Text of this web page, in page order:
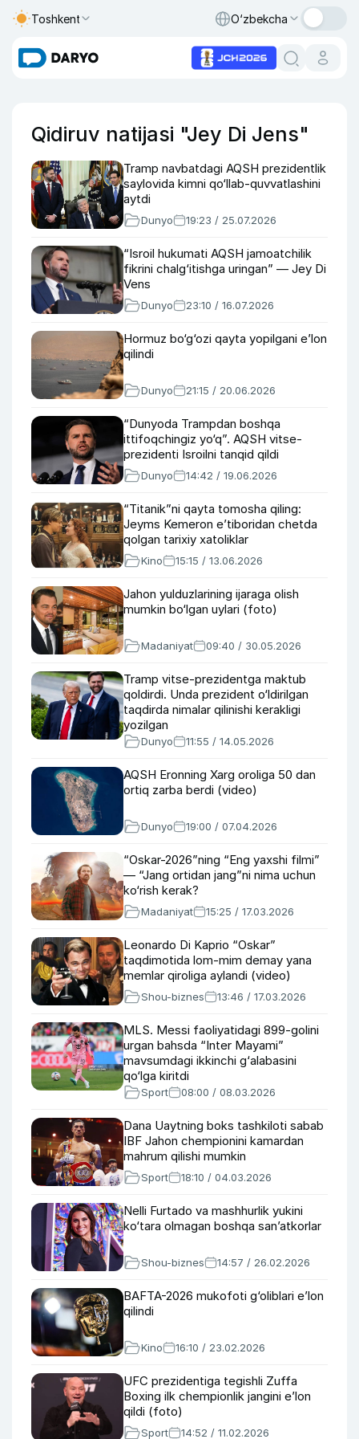
Toshkent O‘zbekcha
Qidiruv natijasi "Jey Di Jens"
Tramp navbatdagi AQSH prezidentlik
saylovida kimni qo‘llab-quvvatlashini
aytdi
Dunyo 19:23 / 25.07.2026
“Isroil hukumati AQSH jamoatchilik
fikrini chalg‘itishga uringan” — Jey Di
Vens
Dunyo 23:10 / 16.07.2026
Hormuz bo‘g‘ozi qayta yopilgani e’lon
qilindi
Dunyo 21:15 / 20.06.2026
“Dunyoda Trampdan boshqa
ittifoqchingiz yo‘q”. AQSH vitse-
prezidenti Isroilni tanqid qildi
Dunyo 14:42 / 19.06.2026
“Titanik”ni qayta tomosha qiling:
Jeyms Kemeron e’tiboridan chetda
qolgan tarixiy xatoliklar
Kino 15:15 / 13.06.2026
Jahon yulduzlarining ijaraga olish
mumkin bo‘lgan uylari (foto)
Madaniyat 09:40 / 30.05.2026
Tramp vitse-prezidentga maktub
qoldirdi. Unda prezident o‘ldirilgan
taqdirda nimalar qilinishi kerakligi
yozilgan
Dunyo 11:55 / 14.05.2026
AQSH Eronning Xarg oroliga 50 dan
ortiq zarba berdi (video)
Dunyo 19:00 / 07.04.2026
“Oskar-2026”ning “Eng yaxshi filmi”
— “Jang ortidan jang”ni nima uchun
ko‘rish kerak?
Madaniyat 15:25 / 17.03.2026
Leonardo Di Kaprio “Oskar”
taqdimotida lom-mim demay yana
memlar qiroliga aylandi (video)
Shou-biznes 13:46 / 17.03.2026
MLS. Messi faoliyatidagi 899-golini
urgan bahsda “Inter Mayami”
mavsumdagi ikkinchi g‘alabasini
qo‘lga kiritdi
Sport 08:00 / 08.03.2026
Dana Uaytning boks tashkiloti sabab
IBF Jahon chempionini kamardan
mahrum qilishi mumkin
Sport 18:10 / 04.03.2026
Nelli Furtado va mashhurlik yukini
ko‘tara olmagan boshqa san’atkorlar
Shou-biznes 14:57 / 26.02.2026
BAFTA-2026 mukofoti g‘oliblari e’lon
qilindi
Kino 16:10 / 23.02.2026
UFC prezidentiga tegishli Zuffa
Boxing ilk chempionlik jangini e’lon
qildi (foto)
Sport 14:52 / 11.02.2026